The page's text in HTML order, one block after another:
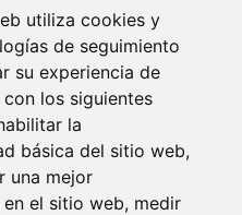
utiliza cookies y
de seguimiento
su experiencia de
los siguientes
la
básica del sitio web,
una mejor
el sitio web, medir
LA ACTRIZ MAS GUAPA DE
RICKARDS), LAS FOTOS
ALIADA DE ARROW